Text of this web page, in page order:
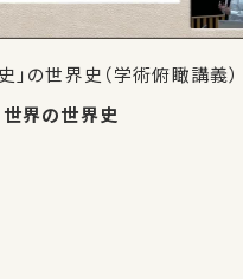
」の世界史（学術俯瞰講義）
第1回 世界の世界史